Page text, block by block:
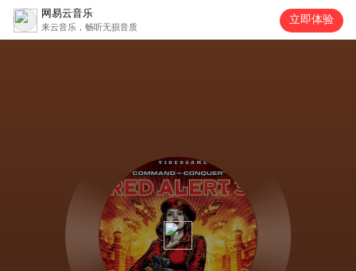
网易云音乐
来云音乐，畅听无损音质
立即体验